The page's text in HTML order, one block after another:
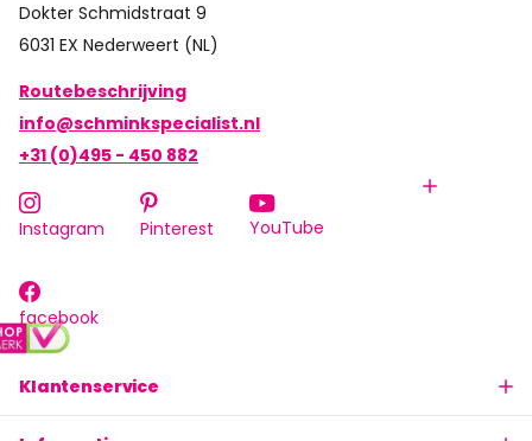
Klantenservice
Dokter Schmidstraat 9
6031 EX Nederweert (NL)
Routebeschrijving
info@schminkspecialist.nl
+31 (0)495 - 450 882
Instagram Pinterest YouTube
facebook